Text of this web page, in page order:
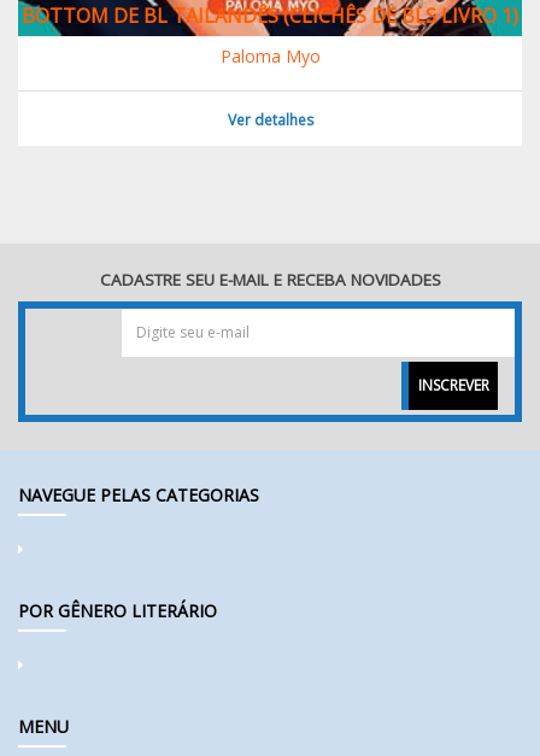
BOTTOM DE BL TAILANDÊS (CLICHÊS DE BLS LIVRO 1)
Paloma Myo
Ver detalhes
CADASTRE SEU E-MAIL E RECEBA NOVIDADES
INSCREVER
NAVEGUE PELAS CATEGORIAS
POR GÊNERO LITERÁRIO
MENU